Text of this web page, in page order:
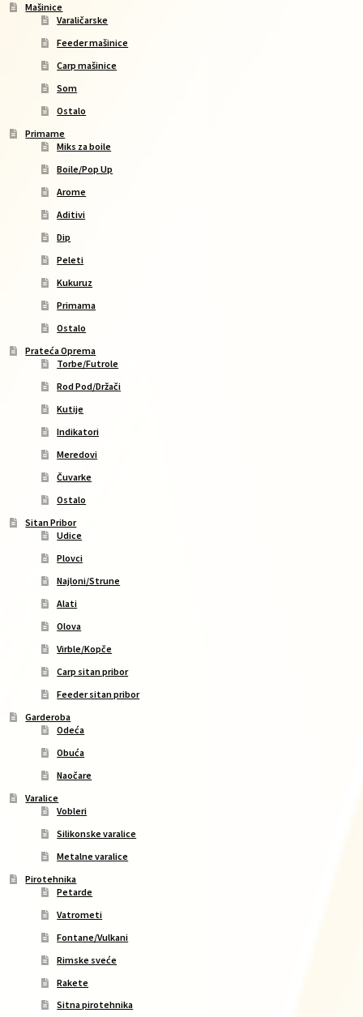
Mašinice
Varaličarske
Feeder mašinice
Carp mašinice
Som
Ostalo
Primame
Miks za boile
Boile/Pop Up
Arome
Aditivi
Dip
Peleti
Kukuruz
Primama
Ostalo
Prateća Oprema
Torbe/Futrole
Rod Pod/Držači
Kutije
Indikatori
Meredovi
Čuvarke
Ostalo
Sitan Pribor
Udice
Plovci
Najloni/Strune
Alati
Olova
Virble/Kopče
Carp sitan pribor
Feeder sitan pribor
Garderoba
Odeća
Obuća
Naočare
Varalice
Vobleri
Silikonske varalice
Metalne varalice
Pirotehnika
Petarde
Vatrometi
Fontane/Vulkani
Rimske sveće
Rakete
Sitna pirotehnika